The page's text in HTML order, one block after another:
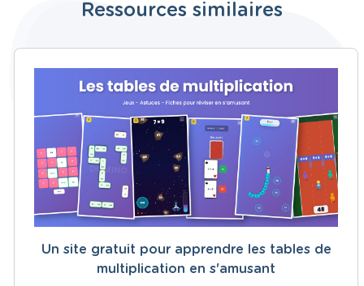
Ressources similaires
Un site gratuit pour apprendre les tables de
multiplication en s'amusant